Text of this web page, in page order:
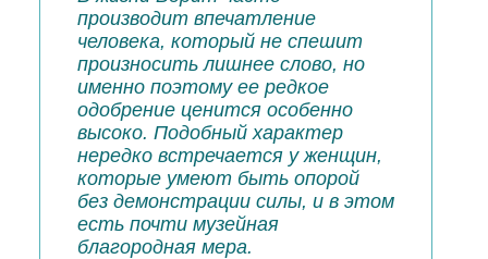
производит впечатление
человека, который не спешит
произносить лишнее слово, но
именно поэтому ее редкое
одобрение ценится особенно
высоко. Подобный характер
нередко встречается у женщин,
которые умеют быть опорой
без демонстрации силы, и в этом
есть почти музейная
благородная мера.